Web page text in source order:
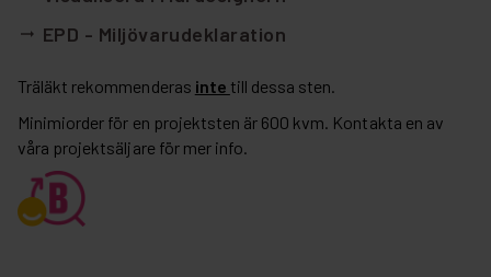
arrow_right_alt EPD - Miljövarudeklaration
Träläkt rekommenderas inte till dessa sten.
Minimiorder för en projektsten är 600 kvm. Kontakta en av
våra projektsäljare för mer info.